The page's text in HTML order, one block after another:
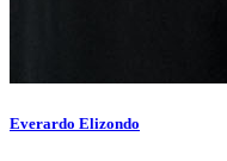
Everardo Elizondo